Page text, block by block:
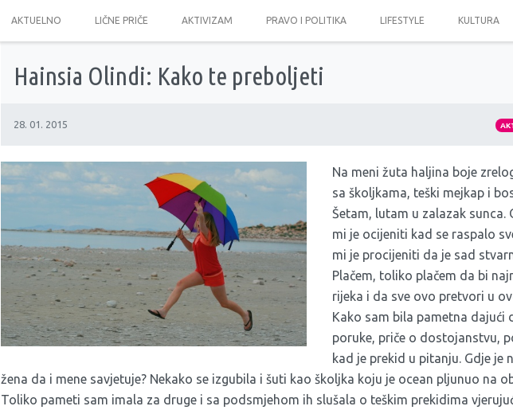
AKTUELNO LIČNE PRIČE AKTIVIZAM PRAVO I POLITIKA LIFESTYLE KULTURA
Hainsia Olindi: Kako te preboljeti
28. 01. 2015
Na meni žuta haljina boje
sa školjkama, teški mejkap i
Šetam, lutam u zalazak sunca.
mi je ocijeniti kad se raspalo
mi je procijeniti da je sad
Plačem, toliko plačem da bi
rijeka i da sve ovo pretvori u
Kako sam bila pametna dajući
poruke, priče o dostojanstvu,
kad je prekid u pitanju. Gdje je
žena da i mene savjetuje? Nekako se izgubila i šuti kao školjka koju je ocean pljunuo na
Toliko pameti sam imala za druge i sa podsmjehom ih slušala o teškim prekidima